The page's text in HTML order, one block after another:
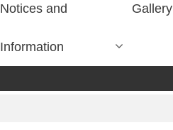
Notices and
Information
Gallery